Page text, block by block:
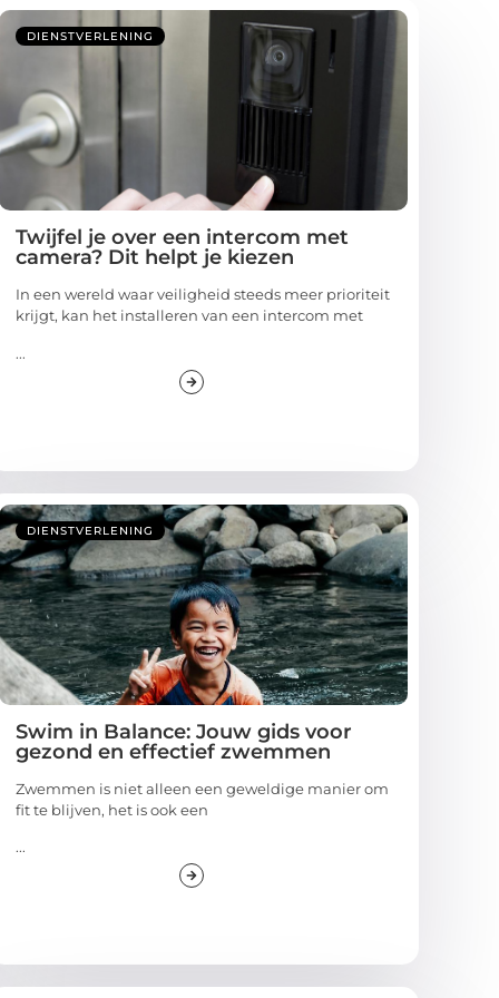
DIENSTVERLENING
Twijfel je over een intercom met
camera? Dit helpt je kiezen
In een wereld waar veiligheid steeds meer prioriteit
krijgt, kan het installeren van een intercom met
...
DIENSTVERLENING
Swim in Balance: Jouw gids voor
gezond en effectief zwemmen
Zwemmen is niet alleen een geweldige manier om
fit te blijven, het is ook een
...